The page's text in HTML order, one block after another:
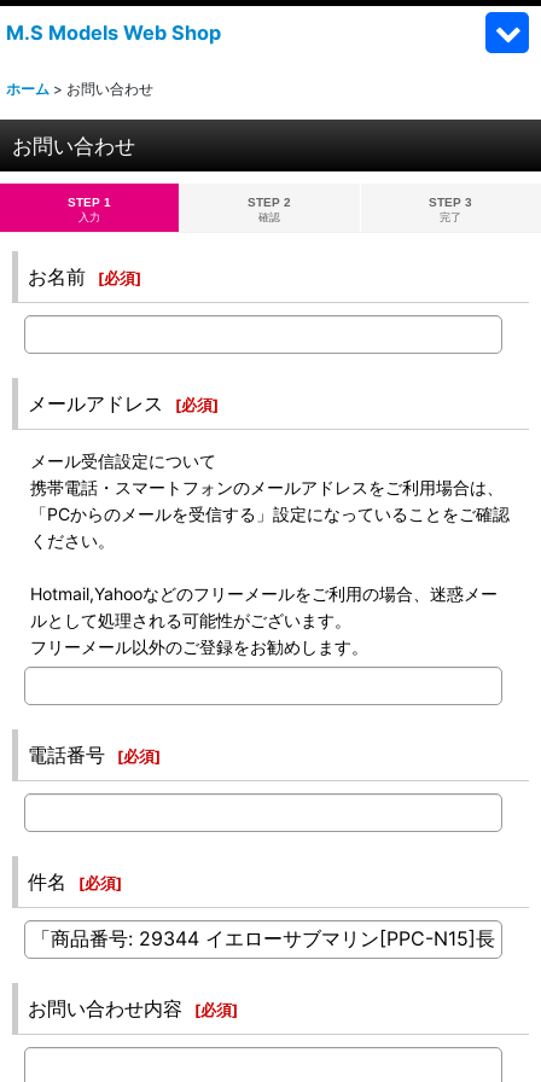
M.S Models Web Shop
ホーム > お問い合わせ
お問い合わせ
STEP 1
入力
STEP 2
確認
STEP 3
完了
お名前 [必須]
メールアドレス [必須]
メール受信設定について
携帯電話・スマートフォンのメールアドレスをご利用場合は、
「PCからのメールを受信する」設定になっていることをご確認
ください。
Hotmail,Yahooなどのフリーメールをご利用の場合、迷惑メー
ルとして処理される可能性がございます。
フリーメール以外のご登録をお勧めします。
電話番号 [必須]
件名 [必須]
お問い合わせ内容 [必須]